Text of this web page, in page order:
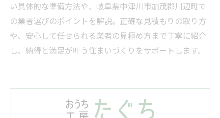
い具体的な準備方法や、岐阜県中津川市加茂郡川辺町で
の業者選びのポイントを解説。正確な見積もりの取り方
や、安心して任せられる業者の見極め方まで丁寧に紹介
し、納得と満足が叶う住まいづくりをサポートします。